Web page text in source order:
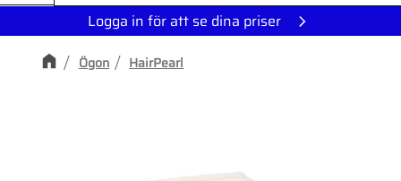
Logga in för att se dina priser
Ögon HairPearl